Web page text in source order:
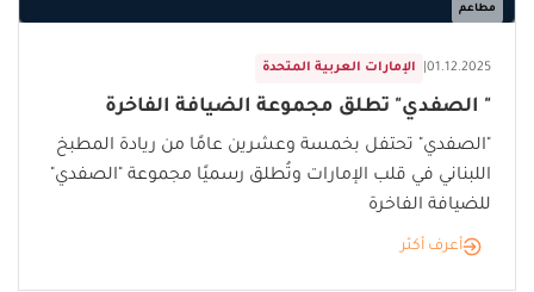
مطاعم
الإمارات العربية المتحدة 01.12.2025
" الصفدي" تطلق مجموعة الضيافة الفاخرة
"الصفدي" تحتفل بخمسة وعشرين عامًا من ريادة المطبخ
اللبناني في قلب الإمارات وتُطلق رسميًا مجموعة "الصفدي"
للضيافة الفاخرة
أعرف أكثر